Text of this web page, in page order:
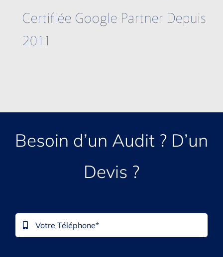
Certifiée Google Partner Depuis
2011
Besoin d’un Audit ? D’un
Devis ?